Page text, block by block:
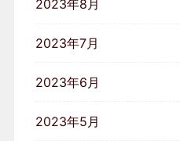
2023年8月
2023年7月
2023年6月
2023年5月